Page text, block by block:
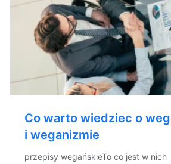
Co warto wiedziec o
i weganizmie
przepisy wegańskieTo co jest w nich